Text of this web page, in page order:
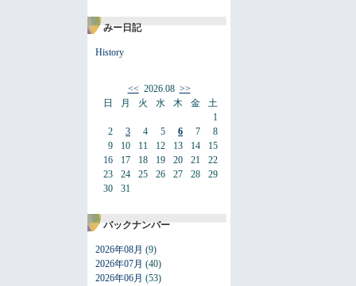
みー日記
History
<<2026.08 >>
日
2
9
16
23
30
月
3
10
17
24
31
火
4
11
18
25
水
5
12
19
26
木
6
13
20
27
金
7
14
21
28
土
1
8
15
22
29
バックナンバー
2026年08月 (9)
2026年07月 (40)
2026年06月 (53)